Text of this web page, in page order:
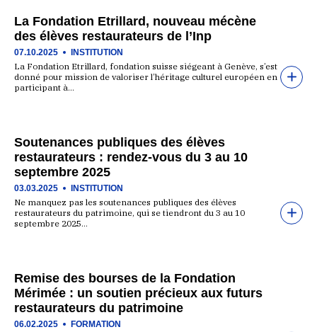
La Fondation Etrillard, nouveau mécène
des élèves restaurateurs de l’Inp
07.10.2025 INSTITUTION
La Fondation Etrillard, fondation suisse siégeant à Genève, s’est
donné pour mission de valoriser l’héritage culturel européen en
participant à…
Soutenances publiques des élèves
restaurateurs : rendez-vous du 3 au 10
septembre 2025
03.03.2025 INSTITUTION
Ne manquez pas les soutenances publiques des élèves
restaurateurs du patrimoine, qui se tiendront du 3 au 10
septembre 2025…
Remise des bourses de la Fondation
Mérimée : un soutien précieux aux futurs
restaurateurs du patrimoine
06.02.2025 FORMATION